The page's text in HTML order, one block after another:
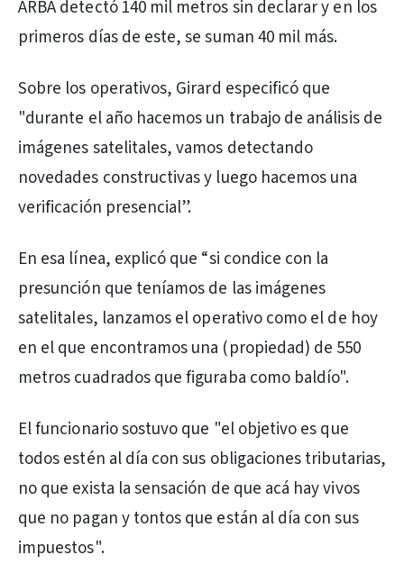
ARBA detectó 140 mil metros sin declarar y en los
primeros días de este, se suman 40 mil más.
Sobre los operativos, Girard especificó que
"durante el año hacemos un trabajo de análisis de
imágenes satelitales, vamos detectando
novedades constructivas y luego hacemos una
verificación presencial”.
En esa línea, explicó que “si condice con la
presunción que teníamos de las imágenes
satelitales, lanzamos el operativo como el de hoy
en el que encontramos una (propiedad) de 550
metros cuadrados que figuraba como baldío".
El funcionario sostuvo que "el objetivo es que
todos estén al día con sus obligaciones tributarias,
no que exista la sensación de que acá hay vivos
que no pagan y tontos que están al día con sus
impuestos".